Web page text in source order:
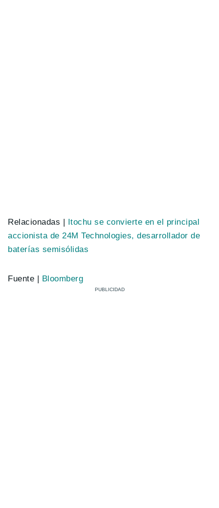
Relacionadas | Itochu se convierte en el principal
accionista de 24M Technologies, desarrollador de
baterías semisólidas
Fuente | Bloomberg